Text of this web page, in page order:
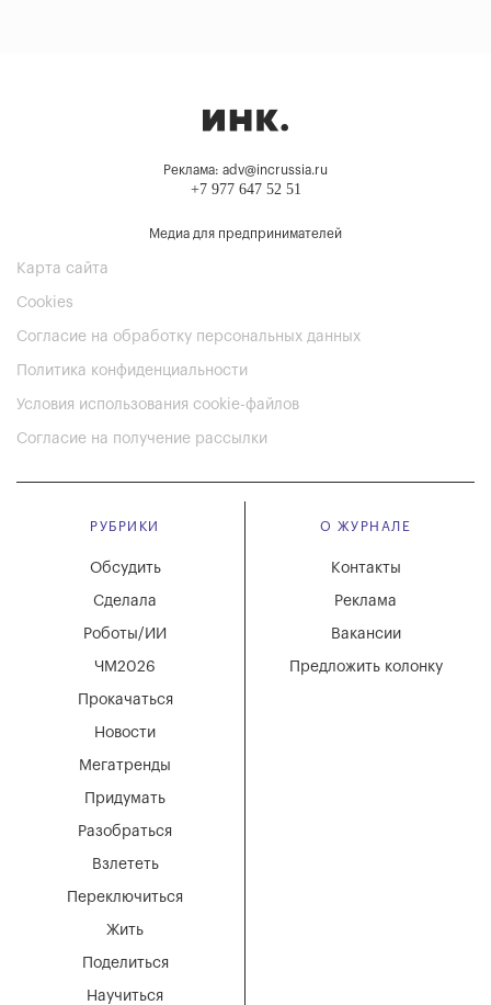
Реклама: adv@incrussia.ru
+7 977 647 52 51
Медиа для предпринимателей
Карта сайта
Cookies
Согласие на обработку персональных данных
Политика конфиденциальности
Условия использования cookie-файлов
Согласие на получение рассылки
РУБРИКИ
Мегатренды
Придумать
Разобраться
Взлететь
Новости
Переключиться
Жить
Поделиться
Научиться
Обсудить
Сделала
Роботы/ИИ
ЧМ2026
Прокачаться
О ЖУРНАЛЕ
Вакансии
Реклама
Контакты
Предложить колонку